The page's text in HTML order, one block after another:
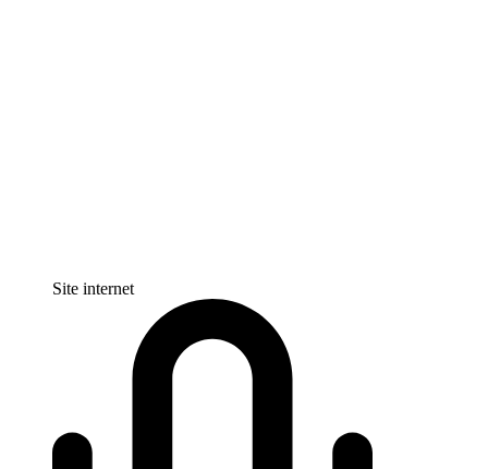
Site internet